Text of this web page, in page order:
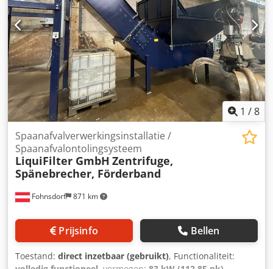
1 /8
Fohnsdorf 871 km
Spaanafvalverwerkingsinstallatie /
Spaanafvalontolingsysteem
LiquiFilter GmbH Zentrifuge,
Spänebrecher, Förderband
Prijsinfo Bellen
Toestand: direct inzetbaar (gebruikt), Functionaliteit: